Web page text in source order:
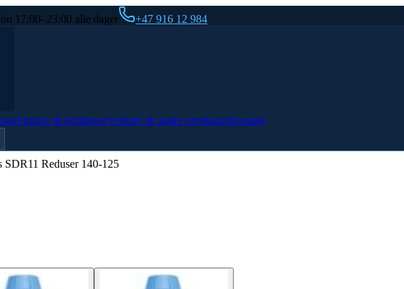
17:00–23:00 alle dager +47 916 12 984
Fittings & koblingerVerktøy & andre produkterKontakt
SDR11 Reduser 140-125